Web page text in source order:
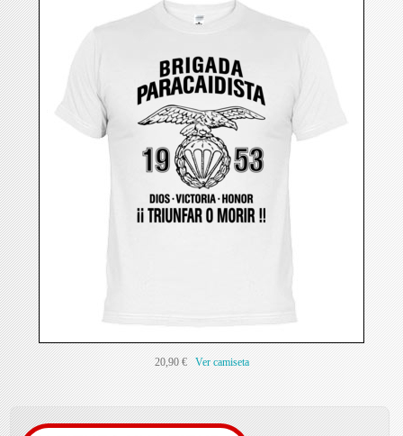
20,90 € Ver camiseta